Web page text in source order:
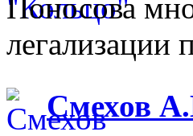
Поносова
легализации
Смехов